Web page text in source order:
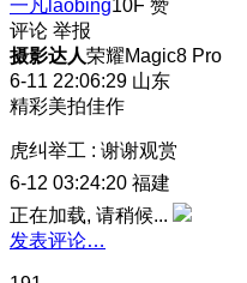
一凡laobing10F 赞
评论 举报
摄影达人荣耀Magic8 Pro
6-11 22:06:29 山东
精彩美拍佳作
虎纠举工 : 谢谢观赏
6-12 03:24:20 福建
正在加载, 请稍候...
发表评论…